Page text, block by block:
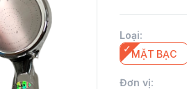
Loại:
MẶT BẠC
Đơn vị: